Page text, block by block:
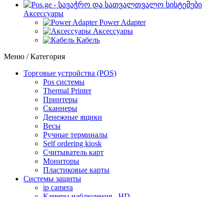
Аксессуары
Power Adapter
Аксессуары
Кабель
Меню / Категория
Торговые устройства (POS)
Pos системы
Thermal Printer
Принтеры
Сканнеры
Денежные ящики
Весы
Ручные терминалы
Self ordering kiosk
Считыватель карт
Мониторы
Пластиковые карты
Cистемы защиты
ip camera